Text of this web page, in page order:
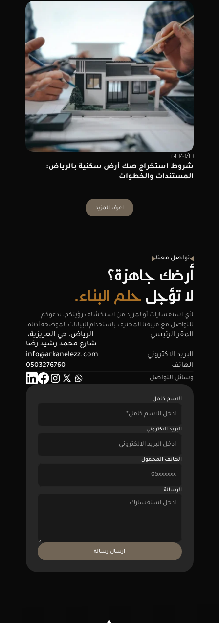
اعرف المزيد
٢٦‏/٠٦‏/٢٠٢٦
شروط استخراج صك أرض سكنية بالرياض:
المستندات والخطوات
تواصل معنا
أرضك جاهزة؟
لا تؤجل حلم البناء.
للتواصل مع فريقنا المحترف باستخدام البيانات الموضحة أدناه.
المقر الرئيسي
شارع محمد رشيد رضا
البريد الاكتروني
info@arkanelezz.com
الهاتف
0503276760
وسائل التواصل
الاسم كامل
البريد الاكتروني
الهاتف المحمول
الرسالة
ارسال رسالة